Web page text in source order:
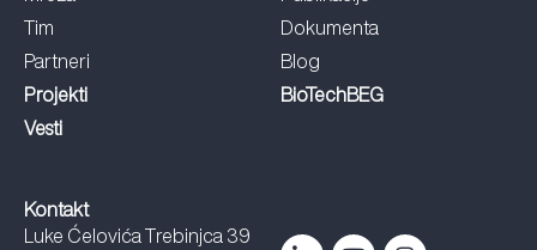
Tim
Partneri
Projekti
Vesti
Dokumenta
Blog
BioTechBEG
Kontakt
Luke Ćelovića Trebinjca 39